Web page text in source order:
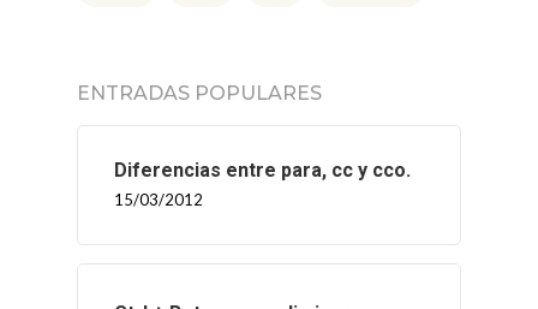
ENTRADAS POPULARES
Diferencias entre para, cc y cco.
15/03/2012